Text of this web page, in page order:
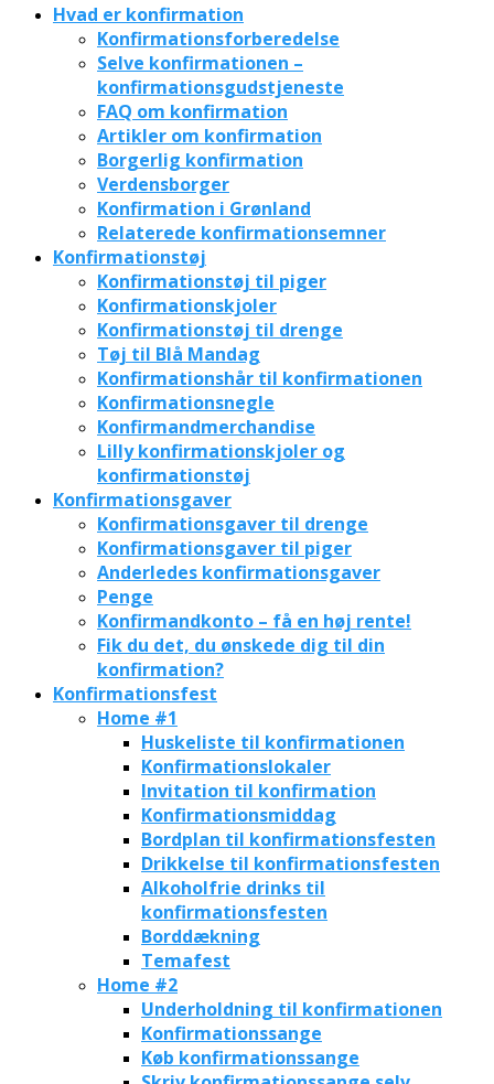
Hvad er konfirmation
Konfirmationsforberedelse
Selve konfirmationen –
konfirmationsgudstjeneste
FAQ om konfirmation
Artikler om konfirmation
Borgerlig konfirmation
Verdensborger
Konfirmation i Grønland
Relaterede konfirmationsemner
Konfirmationstøj
Konfirmationstøj til piger
Konfirmationskjoler
Konfirmationstøj til drenge
Tøj til Blå Mandag
Konfirmationshår til konfirmationen
Konfirmationsnegle
Konfirmandmerchandise
Lilly konfirmationskjoler og
konfirmationstøj
Konfirmationsgaver
Konfirmationsgaver til drenge
Konfirmationsgaver til piger
Anderledes konfirmationsgaver
Penge
Konfirmandkonto – få en høj rente!
Fik du det, du ønskede dig til din
konfirmation?
Konfirmationsfest
Home #1
Huskeliste til konfirmationen
Konfirmationslokaler
Invitation til konfirmation
Konfirmationsmiddag
Bordplan til konfirmationsfesten
Drikkelse til konfirmationsfesten
Alkoholfrie drinks til
konfirmationsfesten
Borddækning
Temafest
Home #2
Underholdning til konfirmationen
Konfirmationssange
Køb konfirmationssange